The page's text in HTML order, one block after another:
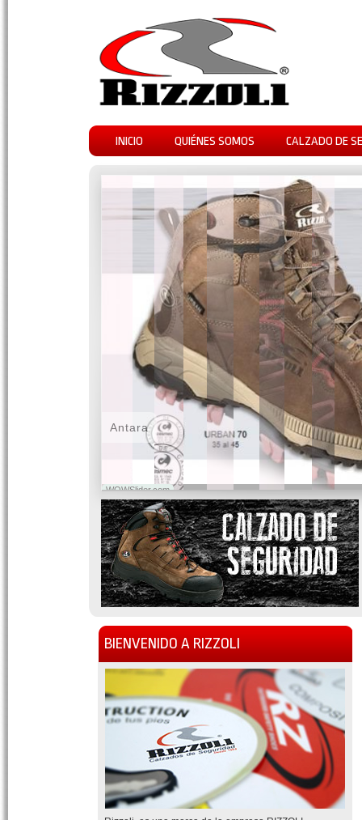
INICIO QUIÉNES SOMOS CALZADO DE
WOWSlider.com
Antara
BIENVENIDO A RIZZOLI